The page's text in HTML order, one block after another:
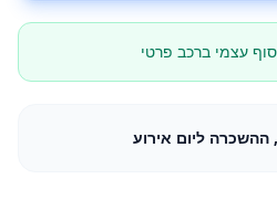
עצמי ברכב פרטי